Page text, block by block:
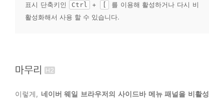
표시 단축키인
Ctrl +
를 이용해 활성하거나 다시 비
활성화해서 사용 할 수 있습니다.
마무리
이렇게, 네이버 웨일 브라우저의 사이드바 메뉴 패널을 비활성